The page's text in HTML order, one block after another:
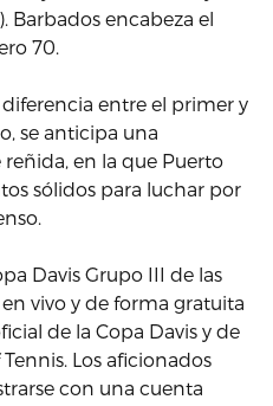
Barbados encabeza el
70.
entre el primer y
se anticipa una
en la que Puerto
sólidos para luchar por
Davis Grupo III de las
vivo y de forma gratuita
de la Copa Davis y de
Los aficionados
con una cuenta